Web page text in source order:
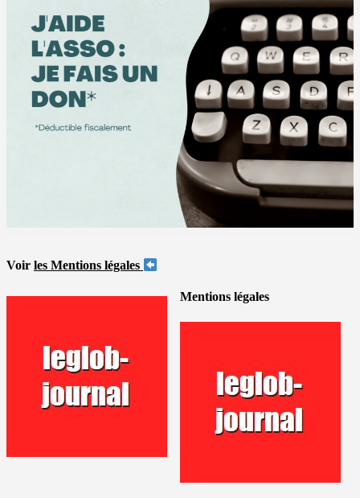
Voir les Mentions légales
Mentions légales